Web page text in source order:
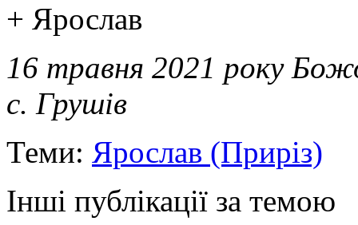
+ Ярослав
16 травня 2021 року
с. Грушів
Теми: Ярослав (Приріз)
Інші публікації за темою